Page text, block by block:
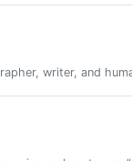
writer, and